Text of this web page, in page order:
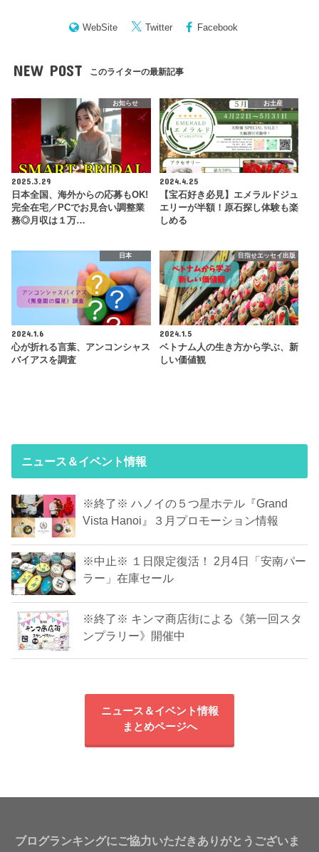
WebSite Twitter Facebook
NEW POST このライターの最新記事
お知らせ
2025.3.29
日本全国、海外からの応募もOK!
完全在宅／PCでお見合い調整業
務◎月収は１万…
お土産
2024.4.25
【宝石好き必見】エメラルドジュ
エリーが半額！原石探し体験も楽
しめる
日本
2024.1.6
心が折れる言葉、アンコンシャス
バイアスを調査
目指せエッセイ出版
2024.1.5
ベトナム人の生き方から学ぶ、新
しい価値観
ニュース＆イベント情報
※終了※ ハノイの５つ星ホテル『Grand
Vista Hanoi』３月プロモーション情報
※中止※ １日限定復活！ 2月4日「安南パー
ラー」在庫セール
※終了※ キンマ商店街による《第一回スタ
ンプラリー》開催中
ニュース＆イベント情報
まとめページへ
ブログランキングにご協力いただきありがとうございま